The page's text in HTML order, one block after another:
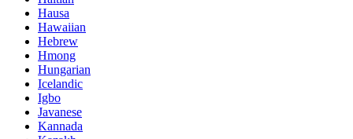
Hausa
Hawaiian
Hebrew
Hmong
Hungarian
Icelandic
Igbo
Javanese
Kannada